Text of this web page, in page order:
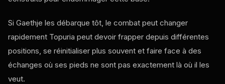
Si Gaethje les débarque tôt, le combat peut changer
rapidement Topuria peut devoir frapper depuis différentes
positions, se réinitialiser plus souvent et faire face à des
échanges où ses pieds ne sont pas exactement là où il les
veut.